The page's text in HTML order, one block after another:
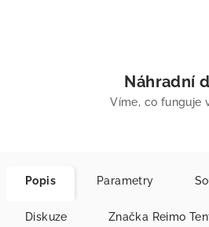
Náhradní
Víme, co funguje
Popis Parametry
Diskuze Značka Reimo